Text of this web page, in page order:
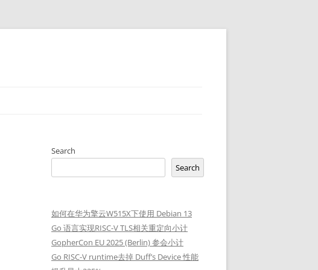
Search
Search
如何在华为擎云W515X下使用 Debian 13
Go 语言实现RISC-V TLS相关重定向小计
GopherCon EU 2025 (Berlin) 参会小计
Go RISC-V runtime去掉 Duff’s Device 性能